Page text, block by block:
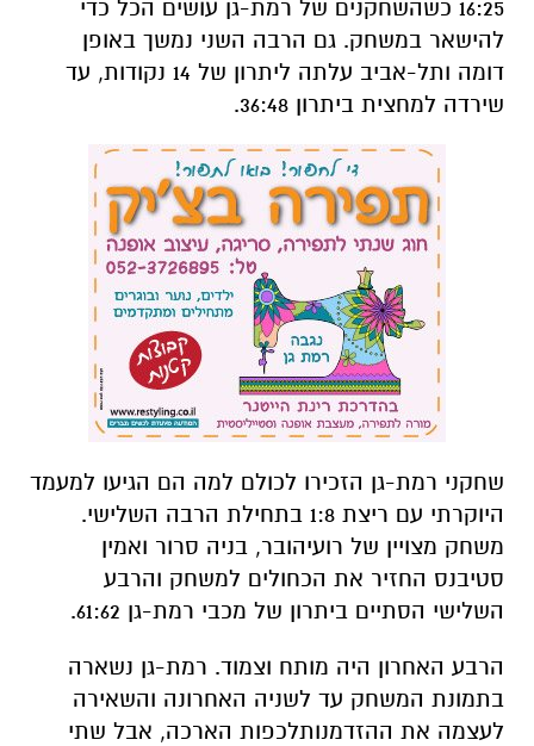
16:25 כשהשחקנים של רמת-גן עושים הכל כדי
להישאר במשחק. גם הרבה השני נמשך באופן
דומה ותל-אביב עלתה ליתרון של נקודות, עד
שירדה למחצית ביתרון
שחקני רמת-גן הזכירו לכולם למה הם הגיעו למעמד
היוקרתי עם ריצת בתחילת הרבה השלישי.
משחק מצויין של רועיהובר, בניה סרור ואמין
סטיבנס החזיר את הכחולים למשחק והרבע
השלישי הסתיים ביתרון של מכבי רמת-גן
הרבע האחרון היה מותח וצמוד. רמת-גן נשארה
בתמונת המשחק עד לשניה האחרונה והשאירה
לעצמה את ההזדמנותלכפות הארכה, אבל שתי